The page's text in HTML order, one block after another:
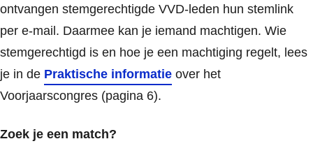
ontvangen stemgerechtigde VVD-leden hun stemlink
per e-mail. Daarmee kan je iemand machtigen. Wie
stemgerechtigd is en hoe je een machtiging regelt, lees
je in de Praktische informatie over het
Voorjaarscongres (pagina 6).
Zoek je een match?